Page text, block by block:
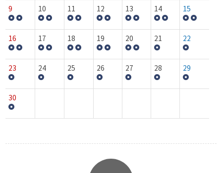
9 10 11 12 13 14 15
16 17 18 19 20 21 22
23 24 25 26 27 28 29
30